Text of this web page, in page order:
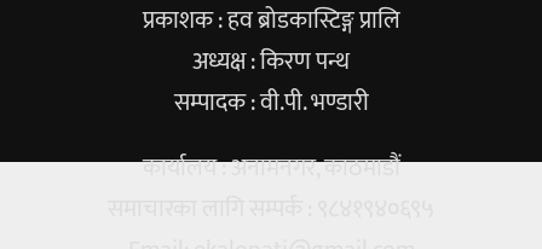
प्रकाशक : हव ब्रोडकास्टिङ्ग प्रालि
अध्यक्ष : किरण पन्थ
सम्पादक : वी.पी. भण्डारी
कार्यालय : अनामनगर, काठमाडौं